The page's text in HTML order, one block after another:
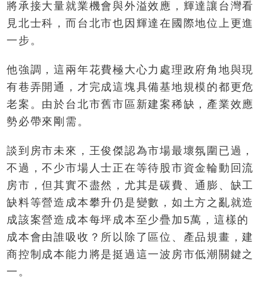
將承接大量就業機會與外溢效應，輝達讓台灣看
見北士科，而台北市也因輝達在國際地位上更進
一步。
他強調，這兩年花費極大心力處理政府角地與現
有巷弄開通，才完成這塊具備基地規模的都更危
老案。由於台北市舊市區新建案稀缺，產業效應
勢必帶來剛需。
談到房市未來，王俊傑認為市場最壞氛圍已過，
不過，不少市場人士正在等待股市資金輪動回流
房市，但其實不盡然，尤其是碳費、通膨、缺工
缺料等營造成本攀升仍是變數，如土方之亂就造
成該案營造成本每坪成本至少疊加5萬，這樣的
成本會由誰吸收？所以除了區位、產品規畫，建
商控制成本能力將是挺過這一波房市低潮關鍵之
一。